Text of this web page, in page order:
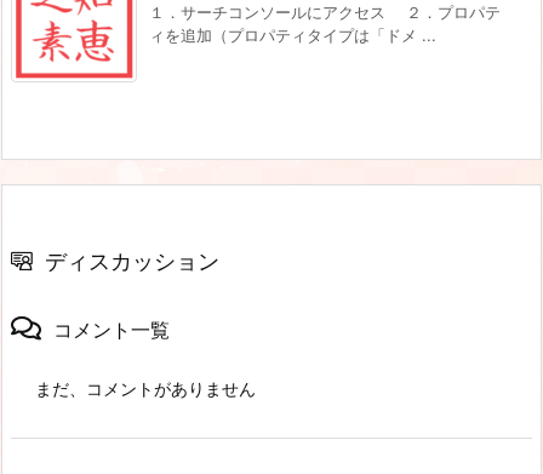
１．サーチコンソールにアクセス ２．プロパテ
ィを追加（プロパティタイプは「ドメ ...
ディスカッション
コメント一覧
まだ、コメントがありません